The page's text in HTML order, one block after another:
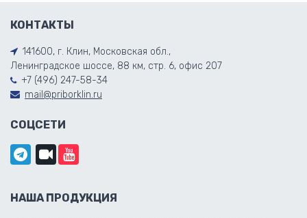
КОНТАКТЫ
141600, г. Клин, Московская обл.,
Ленинградское шоссе, 88 км, стр. 6, офис 207
+7 (496) 247-58-34
mail@priborklin.ru
СОЦСЕТИ
НАША ПРОДУКЦИЯ